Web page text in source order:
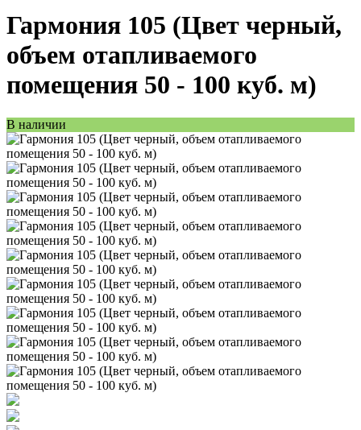
Гармония 105 (Цвет черный,
объем отапливаемого
помещения 50 - 100 куб. м)
В наличии